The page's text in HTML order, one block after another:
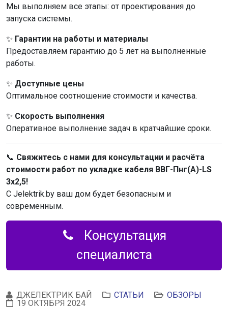
Мы выполняем все этапы: от проектирования до
запуска системы.
✨ Гарантии на работы и материалы
Предоставляем гарантию до 5 лет на выполненные
работы.
✨ Доступные цены
Оптимальное соотношение стоимости и качества.
✨ Скорость выполнения
Оперативное выполнение задач в кратчайшие сроки.
📞 Свяжитесь с нами для консультации и расчёта
стоимости работ по укладке кабеля ВВГ-Пнг(А)-LS
3х2,5!
С Jelektrik.by ваш дом будет безопасным и
современным.
Консультация
специалиста
ДЖЕЛЕКТРИК БАЙ СТАТЬИ
ОБЗОРЫ
19 ОКТЯБРЯ 2024